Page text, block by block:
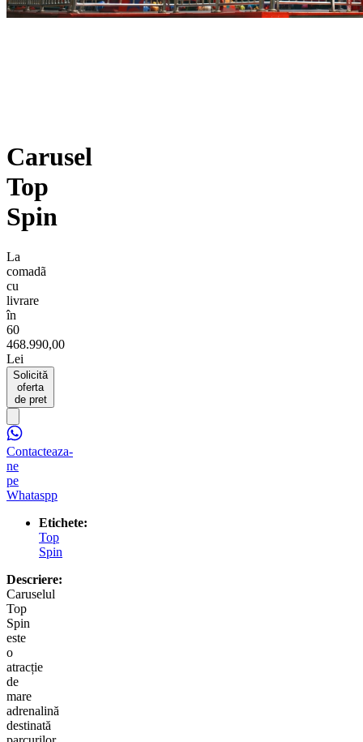
Carusel
Top
Spin
La
comadã
cu
livrare
în
60
468.990,00
Lei
Solicită
oferta
de pret
Contacteaza-
ne
pe
Whataspp
Etichete:
Top
Spin
Descriere:
Caruselul
Top
Spin
este
o
atracție
de
mare
adrenalină
destinată